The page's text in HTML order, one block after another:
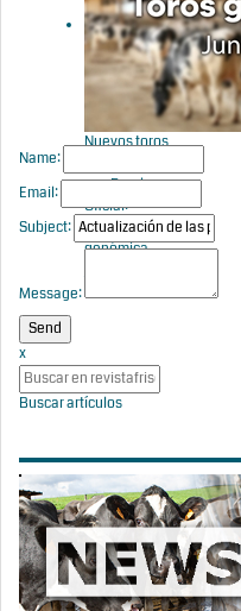
Genómica y
Doble
Valoración
de CONAFE
Nuevos toros
con Prueba
Oficial:
Evaluación
genómica
Name:
Email:
Subject:
Message:
x
Buscar artículos